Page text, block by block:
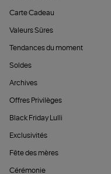
Carte Cadeau
Valeurs Sûres
Tendances du moment
Soldes
Archives
Offres Privilèges
Black Friday Lulli
Exclusivités
Fête des mères
Cérémonie